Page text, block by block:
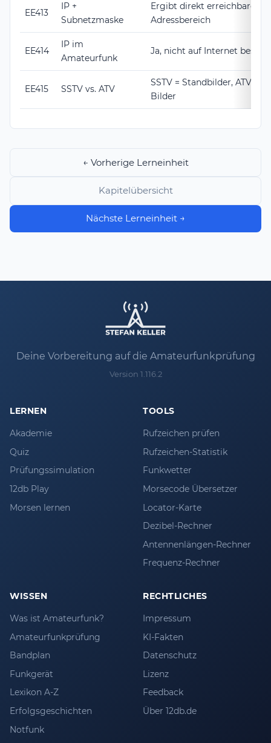
EE413
IP +
Subnetzmaske
Ergibt direkt erreichbaren
Adressbereich
EE414
IP im
Amateurfunk
Ja, nicht auf Internet
EE415 SSTV vs. ATV
SSTV = Standbilder, ATV =
Bilder
← Vorherige Lerneinheit
Kapitelübersicht
Nächste Lerneinheit →
Deine Vorbereitung auf die Amateurfunkprüfung
Version 1.116.2
LERNEN
Akademie
Quiz
Prüfungssimulation
12db Play
Morsen lernen
TOOLS
Rufzeichen prüfen
Rufzeichen-Statistik
Funkwetter
Morsecode Übersetzer
Locator-Karte
Dezibel-Rechner
Antennenlängen-Rechner
Frequenz-Rechner
WISSEN
Was ist Amateurfunk?
Amateurfunkprüfung
Bandplan
Funkgerät
Lexikon A-Z
Erfolgsgeschichten
Notfunk
RECHTLICHES
Impressum
KI-Fakten
Datenschutz
Lizenz
Feedback
Über 12db.de